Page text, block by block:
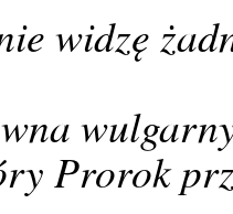
widzę
Prorok